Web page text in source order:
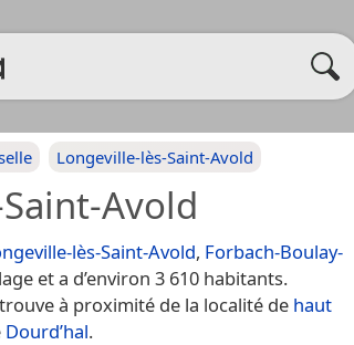
Longeville-lès-Saint-Avold
Avold
lès-Saint-Avold, Forbach-Boulay-
et a d’environ 3 610 habitants.
à proximité de la localité de haut
Dourd’hal.